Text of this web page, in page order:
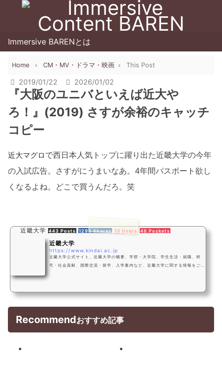
Immersive BARENとは
Home CM・MV・ドラマ・映画 This Post
2019/01/22 2026/01/02
『大阪のユニバといえば近大や
ろ！』(2019) さすが余裕のキャッチ
コピー
近大マグロで西日本人気トップに躍り出た近畿大学の今年
の入試広告。さすがにうまいなあ。4年間パスポート欲し
くなるよね。どこで買うんだろ。笑
近畿大学 443 Posts 1293 Shares 13 Users 46 Pockets
近畿大学
https://www.kindai.ac.jp
近畿大学公式サイト。近畿大学の概要、学部・大学院、学生生活・就職、研
究・社会貢献、国際交流・留学、入学案内など、近畿大学に関する情報をご覧
Recommendおすすめ記事